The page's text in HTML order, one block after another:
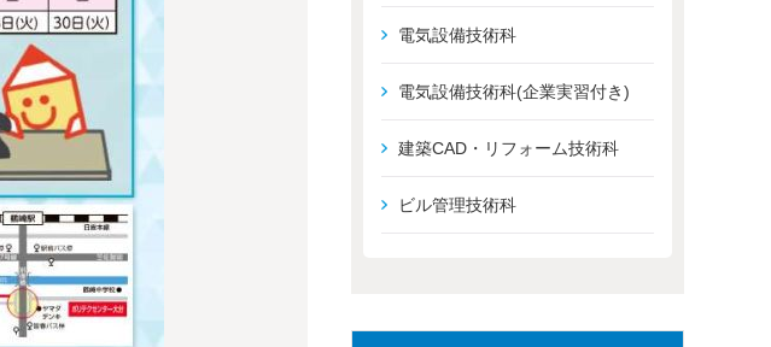
電気設備技術科
電気設備技術科(企業実習付き)
建築CAD・リフォーム技術科
ビル管理技術科